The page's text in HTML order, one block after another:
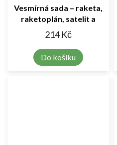
Vesmírná sada – raketa,
raketoplán, satelit a
servisní vozidlo
214 Kč
Do košíku